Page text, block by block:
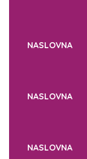
NASLOVNA
NASLOVNA
NASLOVNA